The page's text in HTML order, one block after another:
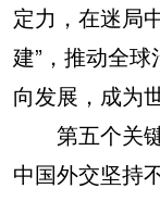
定力，在迷局
建”，推动全
向发展，成为
第五个关键
中国外交坚持